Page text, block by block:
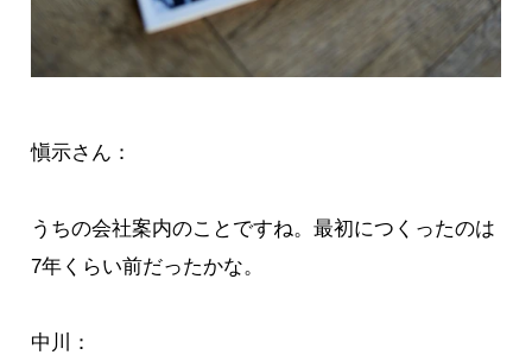
愼示さん：
うちの会社案内のことですね。最初につくったのは
7年くらい前だったかな。
中川：